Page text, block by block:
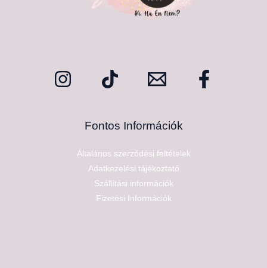
Fontos Információk
Általános szerződési feltételek
Adatkezelési tájékoztató
Szállítási információk
Fizetési Információk